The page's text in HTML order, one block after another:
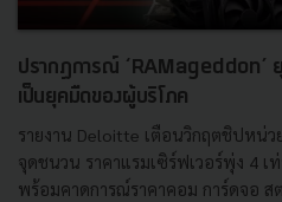
ปรากฏการณ์ ‘RAMageddon’
เป็นยุคมืดของผู้บริโภค
รายงาน Deloitte เตือนวิกฤตชิปหน่ว
จุดชนวน ราคาแรมเซิร์ฟเวอร์พุ่ง 4 เ
พร้อมคาดการณ์ราคาคอม การ์ดจอ ส